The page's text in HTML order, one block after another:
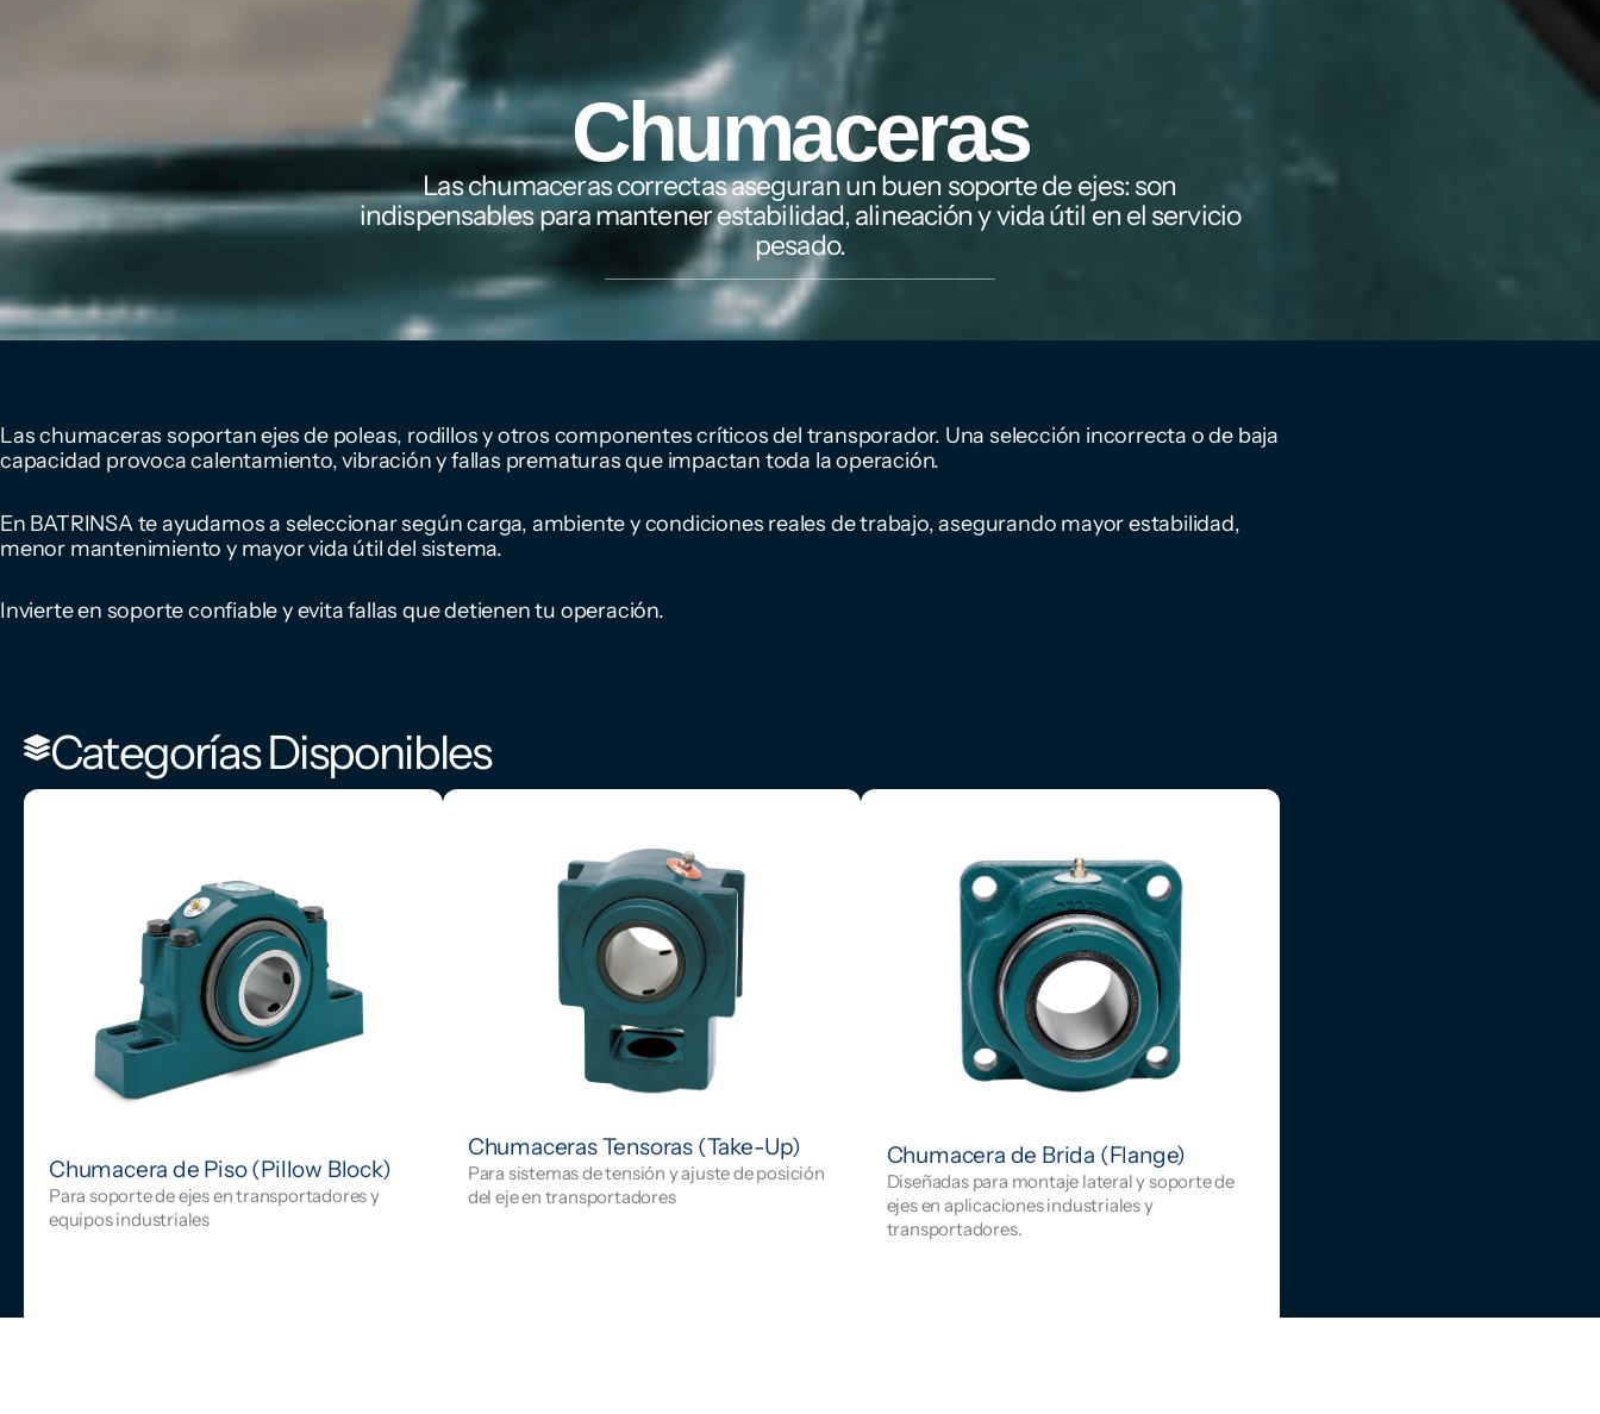
Chumaceras
Las chumaceras correctas aseguran un buen soporte de ejes: son
indispensables para mantener estabilidad, alineación y vida útil en el servicio
pesado.
Las chumaceras soportan ejes de poleas, rodillos y otros componentes críticos del transporador. Una selección incorrecta o de baja
capacidad provoca calentamiento, vibración y fallas prematuras que impactan toda la operación.
En BATRINSA te ayudamos a seleccionar según carga, ambiente y condiciones reales de trabajo, asegurando mayor estabilidad,
menor mantenimiento y mayor vida útil del sistema.
Invierte en soporte confiable y evita fallas que detienen tu operación.
Categorías Disponibles
Chumacera de Piso (Pillow Block)
Para soporte de ejes en transportadores y
equipos industriales
Chumaceras Tensoras (Take-Up)
Para sistemas de tensión y ajuste de posición
del eje en transportadores
Chumacera de Brida (Flange)
Diseñadas para montaje lateral y soporte de
ejes en aplicaciones industriales y
transportadores.